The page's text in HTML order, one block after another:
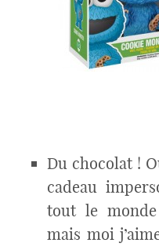
Du chocolat !
cadeau
tout le
mais moi